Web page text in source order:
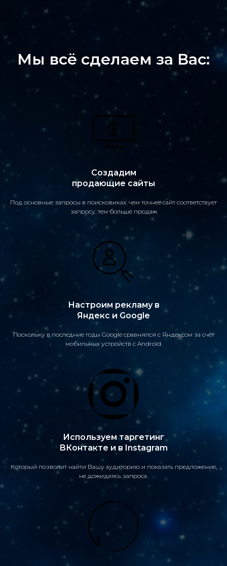
Мы всё сделаем за Вас:
Создадим
продающие сайты
Под основные запросы в поисковиках: чем точнее сайт соответствует
запросу, тем больше продаж
Настроим рекламу в
Яндекс и Google
Поскольку в последние годы Google сравнялся с Яндексом за счёт
мобильных устройств с Android.
Используем таргетинг
ВКонтакте и в Instagram
Который позволит найти Вашу аудиторию и показать предложение,
не дожидаясь запроса.